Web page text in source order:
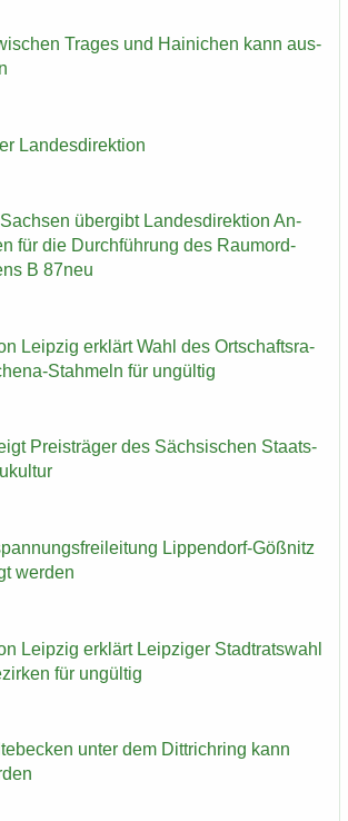
Tra­ges und Hai­ni­chen kann aus­
Lan­des­di­rek­ti­on
über­gibt Lan­des­di­rek­ti­on An­
für die Durch­füh­rung des Raum­ord­
B 87neu
Leip­zig er­klärt Wahl des Ort­schafts­ra­
​Stahmeln für un­gül­tig
Preis­trä­ger des Säch­si­schen Staats­
Lippendorf-​Gößnitz
wer­den
Leip­zig er­klärt Leip­zi­ger Stadt­rats­wahl
für un­gül­tig
unter dem Dittrich­ring kann